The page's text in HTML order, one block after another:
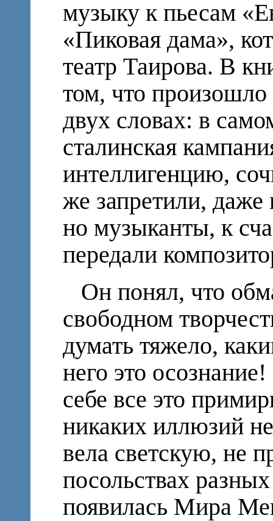
музыку к пьесам
«Пиковая дама»,
театр Таирова. В
том, что
двух словах: в
сталинская
интеллигенцию,
же запретили, даже
но музыканты, к
передали
Он понял, что
свободном
думать тяжело,
него это
себе все это
никаких иллюзий
вела светскую, не
посольствах
появилась Мира